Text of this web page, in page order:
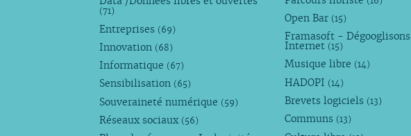
(71)
Entreprises (69)
Innovation (68)
Informatique (67)
Sensibilisation (65)
Souveraineté numérique (59)
Réseaux sociaux (56)
Open Bar (15)
Framasoft - Dégooglisons
Internet (15)
Musique libre (14)
HADOPI (14)
Brevets logiciels (13)
Communs (13)